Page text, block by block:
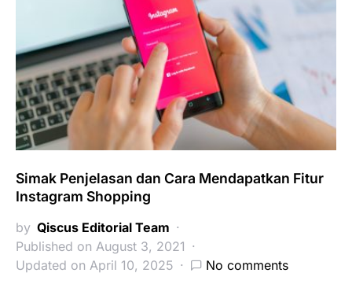
Simak Penjelasan dan Cara Mendapatkan Fitur
Instagram Shopping
by Qiscus Editorial Team
Published on August 3, 2021
Updated on April 10, 2025
No comments